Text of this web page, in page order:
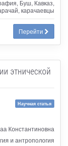
Буш, Кавказ,
карачаевцы
Перейти
этнической
Научная статья
Константиновна
и антропология